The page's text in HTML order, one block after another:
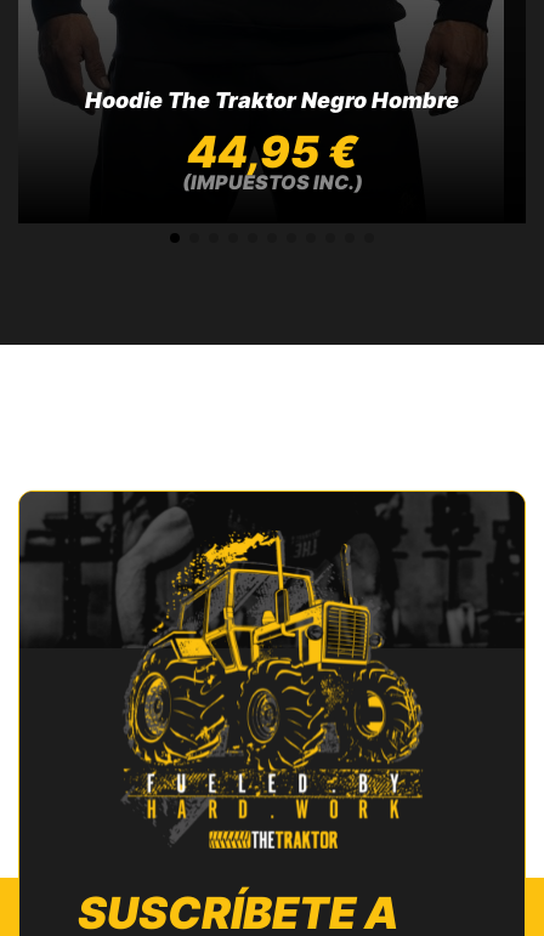
Hoodie The Traktor Negro Hombre
44,95 €
(IMPUESTOS INC.)
SUSCRÍBETE A